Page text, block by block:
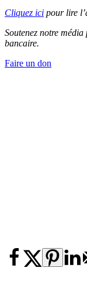
Cliquez ici pour lire
Soutenez notre
bancaire.
Faire un don